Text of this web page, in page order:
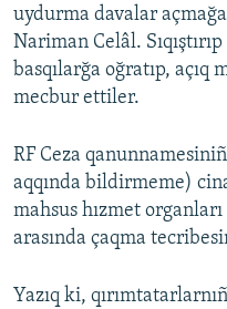
uydurma davalar
Nariman Celâl.
basqılarğa oğratıp,
mecbur ettiler.
RF Ceza
aqqında bildirmeme)
mahsus hızmet
arasında çaqma
Yazıq ki,